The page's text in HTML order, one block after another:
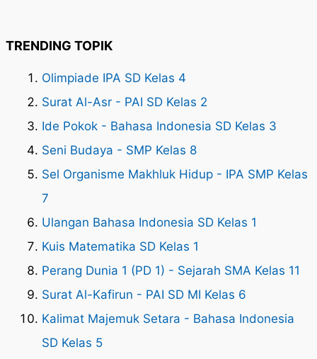
TRENDING TOPIK
Olimpiade IPA SD Kelas 4
Surat Al-Asr - PAI SD Kelas 2
Ide Pokok - Bahasa Indonesia SD Kelas 3
Seni Budaya - SMP Kelas 8
Sel Organisme Makhluk Hidup - IPA SMP Kelas
7
Ulangan Bahasa Indonesia SD Kelas 1
Kuis Matematika SD Kelas 1
Perang Dunia 1 (PD 1) - Sejarah SMA Kelas 11
Surat Al-Kafirun - PAI SD MI Kelas 6
Kalimat Majemuk Setara - Bahasa Indonesia
SD Kelas 5